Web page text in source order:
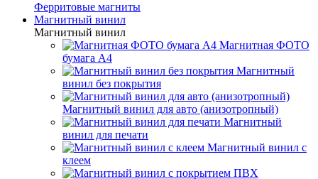
Ферритовые магниты
Магнитный винил
Магнитный винил
Магнитная ФОТО
бумага А4
Магнитный
винил без покрытия
Магнитный винил для авто (анизотропный)
Магнитный
винил для печати
Магнитный винил с
клеем